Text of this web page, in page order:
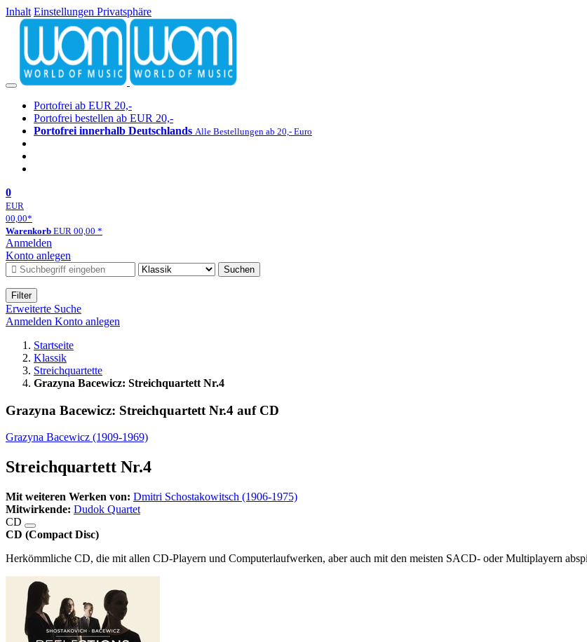
Inhalt Einstellungen Privatsphäre
Portofrei ab EUR 20,-
Portofrei bestellen ab EUR 20,-
Portofrei innerhalb Deutschlands Alle Bestellungen ab 20,- Euro
0
EUR
00,00*
Warenkorb EUR 00,00 *
Anmelden
Konto anlegen
Suchen
Filter
Erweiterte Suche
Anmelden Konto anlegen
Startseite
Klassik
Streichquartette
Grazyna Bacewicz: Streichquartett Nr.4
Grazyna Bacewicz: Streichquartett Nr.4 auf CD
Grazyna Bacewicz (1909-1969)
Streichquartett Nr.4
Mit weiteren Werken von: Dmitri Schostakowitsch (1906-1975)
Mitwirkende: Dudok Quartet
CD
CD (Compact Disc)
Herkömmliche CD, die mit allen CD-Playern und Computerlaufwerken, aber auch mit den meisten SACD- oder Multiplayern